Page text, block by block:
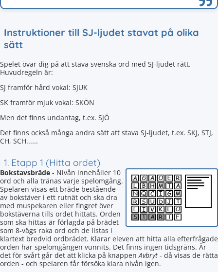
Instruktioner till SJ-ljudet stavat på olika
sätt
Spelet övar dig på att stava svenska ord med SJ-ljudet rätt.
Huvudregeln är:
SJ framför hård vokal: SJUK
SK framför mjuk vokal: SKÖN
Men det finns undantag, t.ex. SJÖ
Det finns också många andra sätt att stava SJ-ljudet, t.ex. SKJ, STJ,
CH, SCH......
1. Etapp 1 (Hitta ordet)
Bokstavsbräde - Nivån innehåller 10
ord och alla tränas varje spelomgång.
Spelaren visas ett bräde bestående
av bokstäver i ett rutnät och ska dra
med muspekaren eller fingret över
bokstäverna tills ordet hittats. Orden
som ska hittas är förlagda på brädet
som 8-vägs raka ord och de listas i
klartext bredvid ordbrädet. Klarar eleven att hitta alla efterfrågade
orden har spelomgången vunnits. Det finns ingen tidsgräns. Är
det för svårt går det att klicka på knappenAvbryt - då visas de rätta
orden - och spelaren får försöka klara nivån igen.